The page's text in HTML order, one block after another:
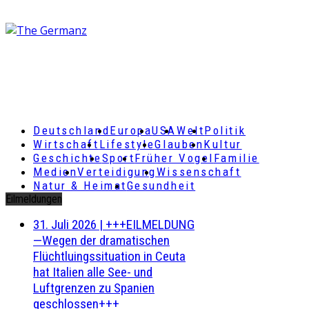
DeutschlandEuropaUSAWeltPolitik
Wirtschaft LifestyleGlaubenKultur
GeschichteSportFrüher Vogel Familie
MedienVerteidigungWissenschaft
Natur & HeimatGesundheit
Eilmeldungen
31. Juli 2026 | +++EILMELDUNG
—Wegen der dramatischen
Flüchtluingssituation in Ceuta
hat Italien alle See- und
Luftgrenzen zu Spanien
geschlossen+++